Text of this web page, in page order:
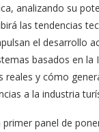
analizando su
las tendencias
el desarrollo
basados en la
reales y cómo
a la industria
panel de